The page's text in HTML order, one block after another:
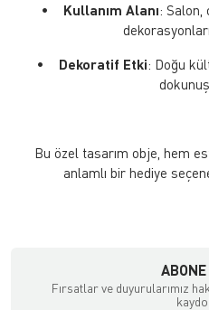
• Kullanım Alanı: Salon,
• Dekoratif Etki: Doğu
Bu özel tasarım obje, hem
anlamlı bir hediye
ABONE
Fırsatlar ve duyurularımız